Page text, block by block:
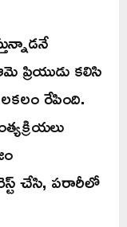
ప్రియుడు కలిసి
రేపింది.
చేసి, పరారీలో